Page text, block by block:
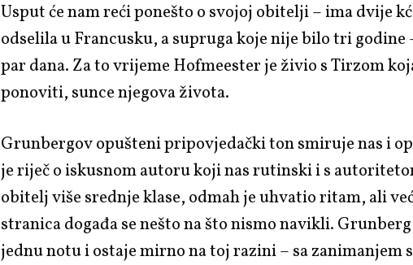
Usput će nam reći ponešto o svojoj obitelji – ima dvije
odselila u Francusku, a supruga koje nije bilo tri godine
par dana. Za to vrijeme Hofmeester je živio s Tirzom
ponoviti, sunce njegova života.
Grunbergov opušteni pripovjedački ton smiruje nas i
je riječ o iskusnom autoru koji nas rutinski i s
obitelj više srednje klase, odmah je uhvatio ritam, ali
stranica događa se nešto na što nismo navikli.
jednu notu i ostaje mirno na toj razini – sa zanimanjem